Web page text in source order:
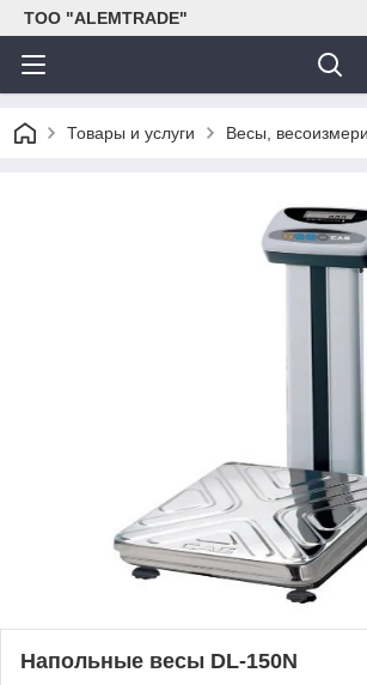
ТОО "ALEMTRADE"
Товары и услуги Весы,
Напольные весы DL-150N